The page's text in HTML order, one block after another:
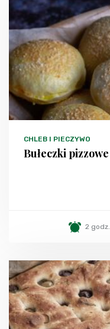
CHLEB I PIECZYWO
Bułeczki pizzowe
2 godz.